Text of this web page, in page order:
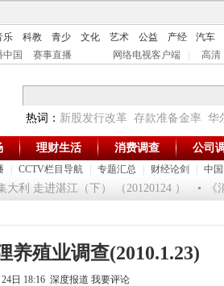
乐 科教 青少 文化 艺术 公益 产经 汽车
中国 赛事直播 网络电视客户端 高清
热词： 新股发行改革 存款准备金率 华
CCTV栏目导航 专题汇总 财经论剑 中
理财生活 消费调查 公司
利 走进湛江（下） （20120124 ） 《消
养殖业调查(2010.1.23)
24日 18:16 深度报道 我要评论